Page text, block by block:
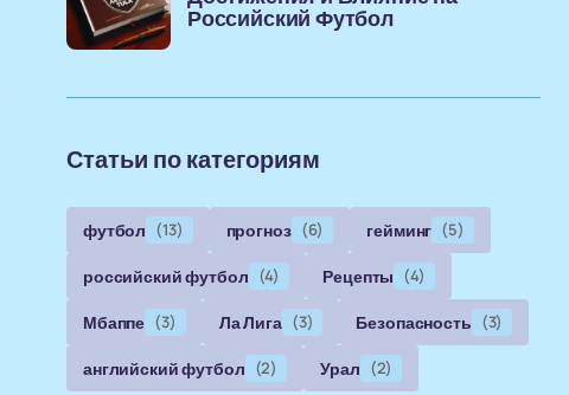
Российский Футбол
Статьи по категориям
футбол (13) прогноз (6) гейминг (5)
российский футбол (4) Рецепты (4)
Мбаппе (3) Ла Лига (3) Безопасность (3)
английский футбол (2) Урал (2)